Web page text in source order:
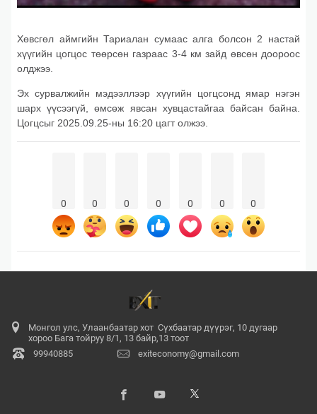
Хөвсгөл аймгийн Тариалан сумаас алга болсон 2 настай
хүүгийн цогцос төөрсөн газраас 3-4 км зайд өвсөн доороос
олджээ.
Эх сурвалжийн мэдээллээр хүүгийн цогцсонд ямар нэгэн
шарх үүсээгүй, өмсөж явсан хувцастайгаа байсан байна.
Цогцсыг 2025.09.25-ны 16:20 цагт олжээ.
0 0 0 0 0 0 0
Монгол улс, Улаанбаатар хот Сүхбаатар дүүрэг, 10 дугаар
хороо Бага тойруу 8/1, 13 байр,13 тоот
99940885
exiteconomy@gmail.com